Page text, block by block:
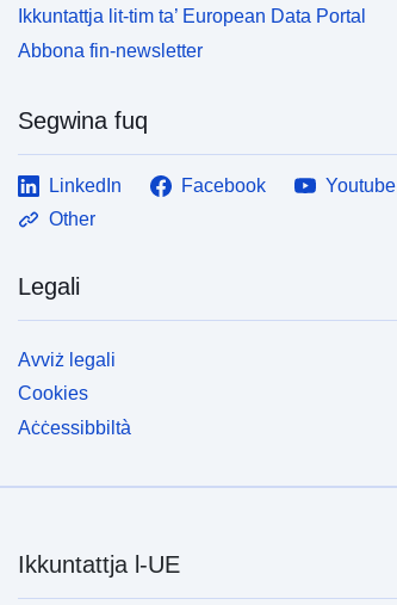
Ikkuntattja lit-tim ta’ European Data Portal
Abbona fin-newsletter
Segwina fuq
LinkedIn Facebook
Youtube
Other
Legali
Avviż legali
Cookies
Aċċessibbiltà
Ikkuntattja l-UE